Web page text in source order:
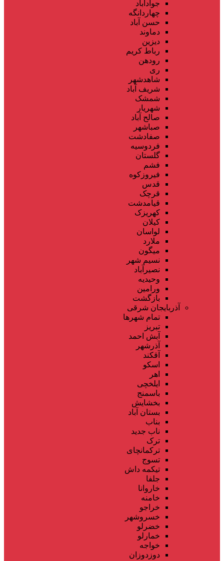
جوادآباد
چهاردانگه
حسن آباد
دماوند
دیزین
رباط کریم
رودهن
ری
شاهدشهر
شریف آباد
شمشک
شهریار
صالح آباد
صباشهر
صفادشت
فردوسیه
گلستان
فشم
فیروزکوه
قدس
قرچک
قیامدشت
کهریزک
کیلان
لواسان
ملارد
میگون
نسیم شهر
نصیرآباد
وحیدیه
ورامین
بازگشت
آذربایجان شرقی
تمام شهر‌ها
تبریز
آبش احمد
آذرشهر
آقکند
اسکو
اهر
ایلخچی
باسمنج
بخشایش
بستان آباد
بناب
ناب جدید
ترک
ترکمانچای
تسوج
تیکمه داش
جلفا
خاروانا
خامنه
خراجو
خسروشهر
خضرلو
خمارلو
خواجه
دوزدوزان